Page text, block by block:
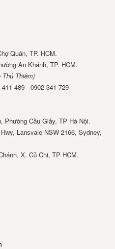
Quán, TP. HCM.
An Khánh, TP. HCM.
Thủ Thiêm)
489 - 0902 341 729
Phường Cầu Giấy, TP Hà Nội.
Lansvale NSW 2166, Sydney,
X. Củ Chi, TP HCM.